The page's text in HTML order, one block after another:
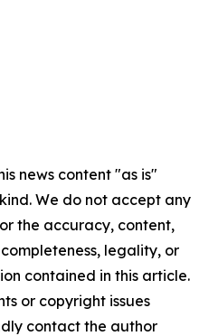
news content "as is"
We do not accept any
the accuracy, content,
legality, or
contained in this article.
or copyright issues
contact the author